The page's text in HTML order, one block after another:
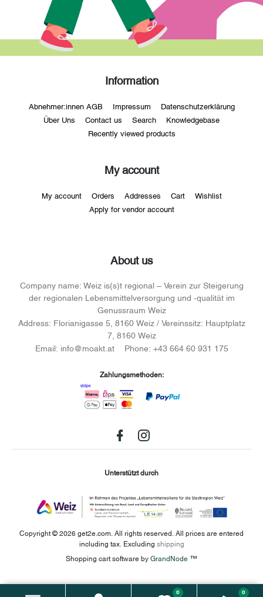
0 0
Information
Abnehmer:innen AGB Impressum Datenschutzerklärung
Über Uns Contact us Search Knowledgebase
Recently viewed products
My account
My account Orders Addresses Cart Wishlist
Apply for vendor account
About us
Company name: Weiz is(s)t regional – Verein zur Steigerung
der regionalen Lebensmittelversorgung und -qualität im
Genussraum Weiz
Address: Florianigasse 5, 8160 Weiz / Vereinssitz: Hauptplatz
7, 8160 Weiz
Email: info@moakt.at Phone: +43 664 60 931 175
Zahlungsmethoden:
Unterstützt durch
Copyright © 2026 get2e.com. All rights reserved. All prices are entered
including tax. Excluding shipping
Shopping cart software byGrandNode ™